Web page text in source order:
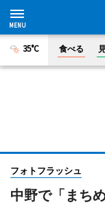
35°C 食べる
フォトフラッシュ
中野で「まち